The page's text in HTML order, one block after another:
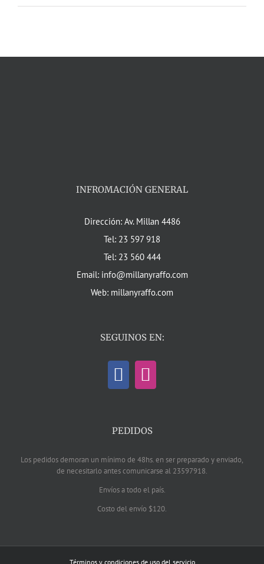
INFROMACIÓN GENERAL
Dirección: Av. Millan 4486
Tel: 23 597 918
Tel: 23 560 444
Email: info@millanyraffo.com
Web: millanyraffo.com
SEGUINOS EN:
PEDIDOS
Los pedidos demoran un mínimo de 48hs. en ser preparado y enviado,
de necesitarlo antes comunicarse al 23597918.
Envíos a todo el país.
Costo del envío $120.
Términos y condiciones de uso del servicio